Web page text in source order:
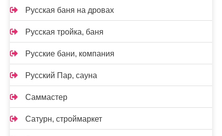
Русская баня на дровах
Русская тройка, баня
Русские бани, компания
Русский Пар, сауна
Саммастер
Сатурн, строймаркет